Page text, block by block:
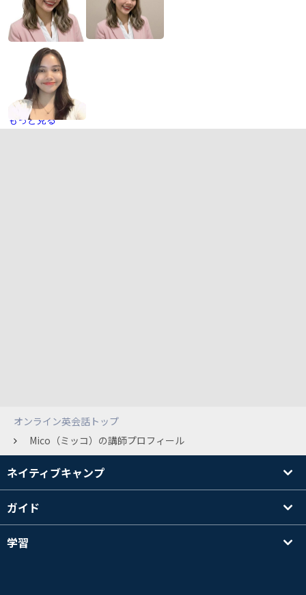
もっと見る
オンライン英会話トップ
Mico（ミッコ）の講師プロフィール
ネイティブキャンプ
ガイド
学習